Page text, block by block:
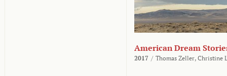
American Dream
2017 / Thomas Zeller, Christine